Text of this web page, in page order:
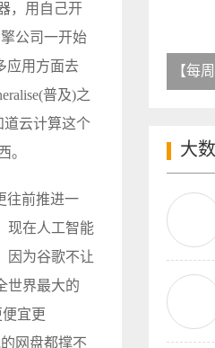
，用自己开
公司一开始
应用方面去
普及)之
道云计算这个
。
往前推进一
现在人工智能
因为谷歌不让
世界最大的
宜更
网盘都撑不
【每
大